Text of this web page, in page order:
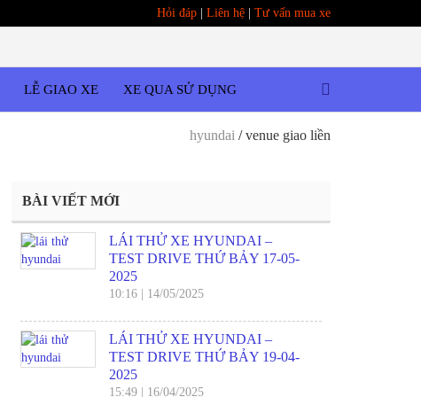
Hỏi đáp Liên hệ Tư vấn mua xe
LỄ GIAO XE XE QUA SỬ DỤNG
hyundai /venue giao liền
BÀI VIẾT MỚI
LÁI THỬ XE HYUNDAI –
TEST DRIVE THỨ BẢY 17-05-
2025
10:16 14/05/2025
LÁI THỬ XE HYUNDAI –
TEST DRIVE THỨ BẢY 19-04-
2025
15:49 16/04/2025